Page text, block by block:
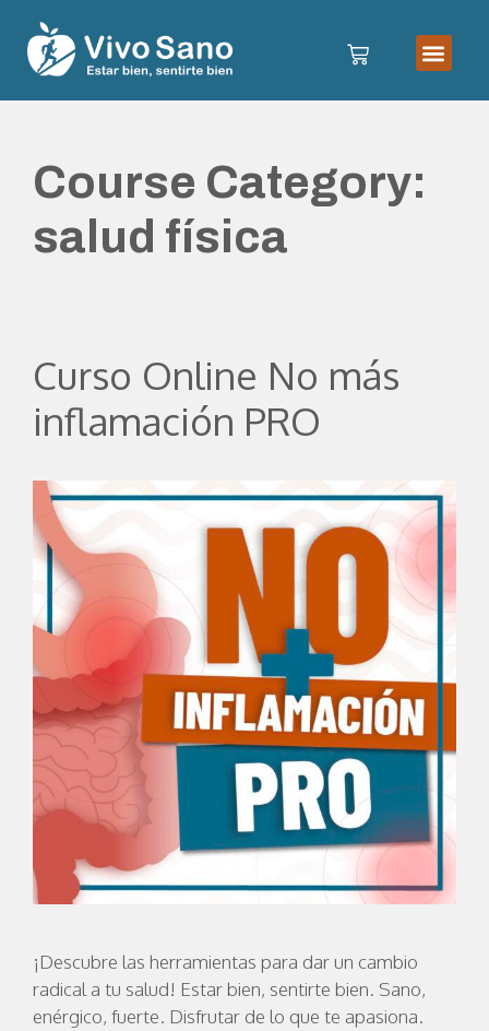
Course Category:
salud física
Curso Online No más
inflamación PRO
¡Descubre las herramientas para dar un cambio
radical a tu salud! Estar bien, sentirte bien. Sano,
enérgico, fuerte. Disfrutar de lo que te apasiona.